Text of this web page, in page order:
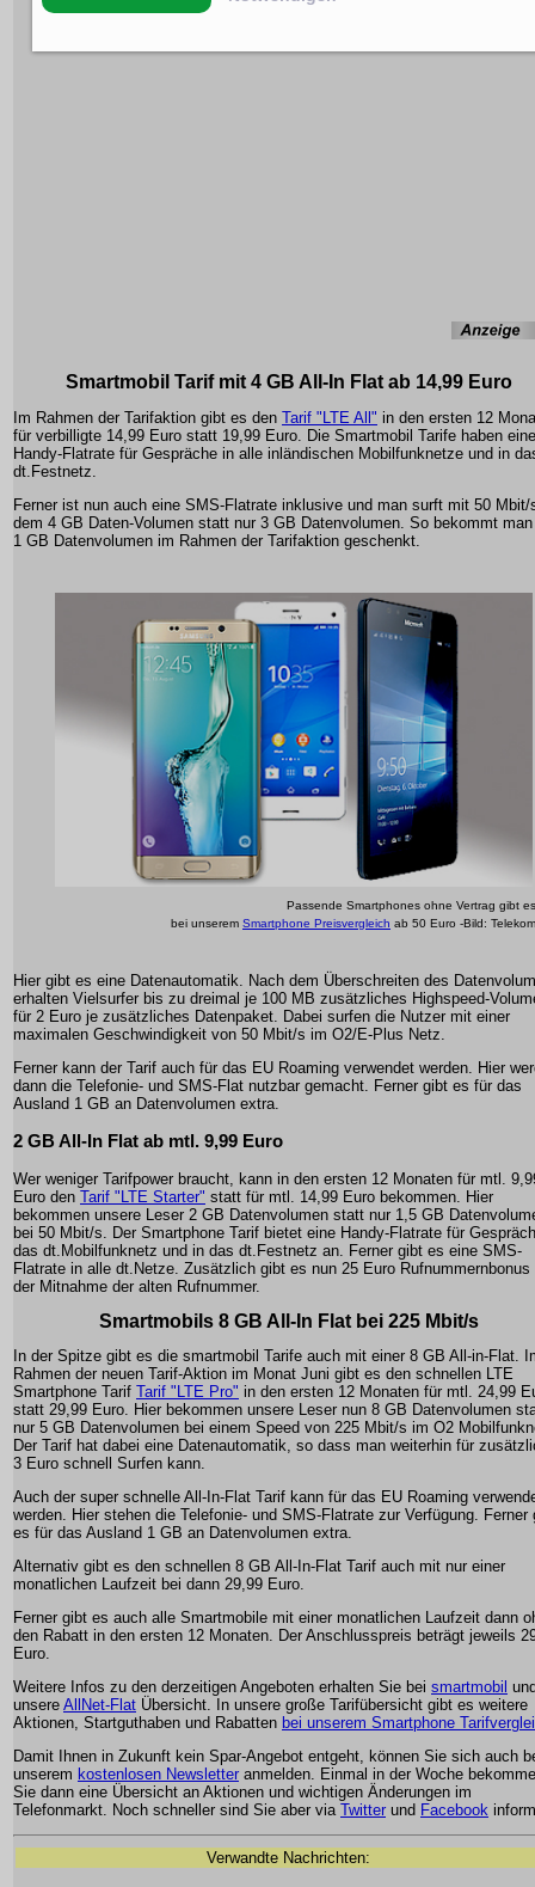
Smartmobil Tarif mit 4 GB All-In Flat ab 14,99 Euro
Im Rahmen der Tarifaktion gibt es den Tarif "LTE All" in den ersten 12
für verbilligte 14,99 Euro statt 19,99 Euro. Die Smartmobil Tarife haben eine
Handy-Flatrate für Gespräche in alle inländischen Mobilfunknetze und in
dt.Festnetz.
Ferner ist nun auch eine SMS-Flatrate inklusive und man surft mit 50 Mbit/
dem 4 GB Daten-Volumen statt nur 3 GB Datenvolumen. So bekommt
1 GB Datenvolumen im Rahmen der Tarifaktion geschenkt.
Passende Smartphones ohne Vertrag gibt es
bei unserem Smartphone Preisvergleich ab 50 Euro -Bild: Telekom
Hier gibt es eine Datenautomatik. Nach dem Überschreiten des
erhalten Vielsurfer bis zu dreimal je 100 MB zusätzliches Highspeed-
für 2 Euro je zusätzliches Datenpaket. Dabei surfen die Nutzer mit einer
maximalen Geschwindigkeit von 50 Mbit/s im O2/E-Plus Netz.
Ferner kann der Tarif auch für das EU Roaming verwendet werden. Hier
dann die Telefonie- und SMS-Flat nutzbar gemacht. Ferner gibt es für das
Ausland 1 GB an Datenvolumen extra.
2 GB All-In Flat ab mtl. 9,99 Euro
Wer weniger Tarifpower braucht, kann in den ersten 12 Monaten für mtl.
Euro den Tarif "LTE Starter" statt für mtl. 14,99 Euro bekommen. Hier
bekommen unsere Leser 2 GB Datenvolumen statt nur 1,5 GB
bei 50 Mbit/s. Der Smartphone Tarif bietet eine Handy-Flatrate für
das dt.Mobilfunknetz und in das dt.Festnetz an. Ferner gibt es eine SMS-
Flatrate in alle dt.Netze. Zusätzlich gibt es nun 25 Euro Rufnummernbonus
der Mitnahme der alten Rufnummer.
Smartmobils 8 GB All-In Flat bei 225 Mbit/s
In der Spitze gibt es die smartmobil Tarife auch mit einer 8 GB All-in-Flat.
Rahmen der neuen Tarif-Aktion im Monat Juni gibt es den schnellen LTE
Smartphone Tarif Tarif "LTE Pro" in den ersten 12 Monaten für mtl. 24,99
statt 29,99 Euro. Hier bekommen unsere Leser nun 8 GB Datenvolumen
nur 5 GB Datenvolumen bei einem Speed von 225 Mbit/s im O2
Der Tarif hat dabei eine Datenautomatik, so dass man weiterhin für
3 Euro schnell Surfen kann.
Auch der super schnelle All-In-Flat Tarif kann für das EU Roaming
werden. Hier stehen die Telefonie- und SMS-Flatrate zur Verfügung. Ferner
es für das Ausland 1 GB an Datenvolumen extra.
Alternativ gibt es den schnellen 8 GB All-In-Flat Tarif auch mit nur einer
monatlichen Laufzeit bei dann 29,99 Euro.
Ferner gibt es auch alle Smartmobile mit einer monatlichen Laufzeit dann
den Rabatt in den ersten 12 Monaten. Der Anschlusspreis beträgt jeweils
Euro.
Weitere Infos zu den derzeitigen Angeboten erhalten Sie bei smartmobil
unsere AllNet-Flat Übersicht. In unsere große Tarifübersicht gibt es weitere
Aktionen, Startguthaben und Rabatten bei unserem Smartphone
Damit Ihnen in Zukunft kein Spar-Angebot entgeht, können Sie sich auch
unserem kostenlosen Newsletter anmelden. Einmal in der Woche
Sie dann eine Übersicht an Aktionen und wichtigen Änderungen im
Telefonmarkt. Noch schneller sind Sie aber via Twitter und Facebook
Verwandte Nachrichten: